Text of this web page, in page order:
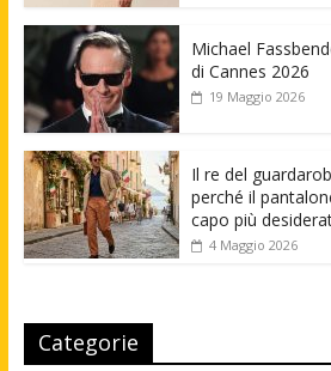
Michael
di Cannes 2026
19 Maggio 2026
Il re del
perché il
capo più
4 Maggio 2026
Categorie